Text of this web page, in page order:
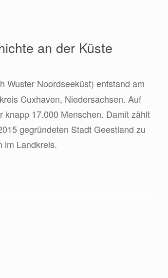
an der Küste
Wuster Noordseeküst) entstand am
Cuxhaven, Niedersachsen. Auf
knapp 17.000 Menschen. Damit zählt
gegründeten Stadt Geestland zu
im Landkreis.